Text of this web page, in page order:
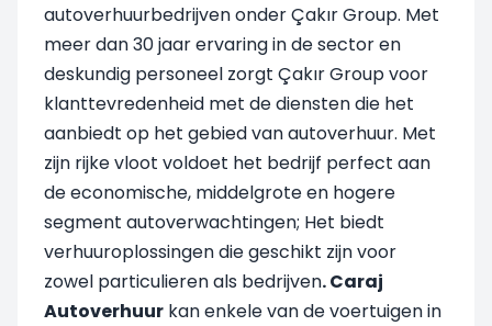
autoverhuurbedrijven onder Çakır Group. Met
meer dan 30 jaar ervaring in de sector en
deskundig personeel zorgt Çakır Group voor
klanttevredenheid met de diensten die het
aanbiedt op het gebied van autoverhuur. Met
zijn rijke vloot voldoet het bedrijf perfect aan
de economische, middelgrote en hogere
segment autoverwachtingen; Het biedt
verhuuroplossingen die geschikt zijn voor
zowel particulieren als bedrijven. Caraj
Autoverhuur kan enkele van de voertuigen in